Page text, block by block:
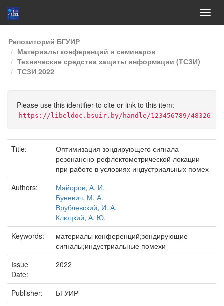
Skip
navigation
Репозиторий БГУИР
Материалы конференций и семинаров
Технические средства защиты информации (ТСЗИ)
ТСЗИ 2022
Please use this identifier to cite or link to this item:
https://libeldoc.bsuir.by/handle/123456789/48326
Title:
Оптимизация зондирующего сигнала
резонансно-рефлектометрической локации
при работе в условиях индустриальных помех
Authors:
Майоров, А. И.
Буневич, М. А.
Врублевский, И. А.
Клюцкий, А. Ю.
Keywords:
материалы конференций;зондирующие
сигналы;индустриальные помехи
Issue
Date:
2022
Publisher:
БГУИР